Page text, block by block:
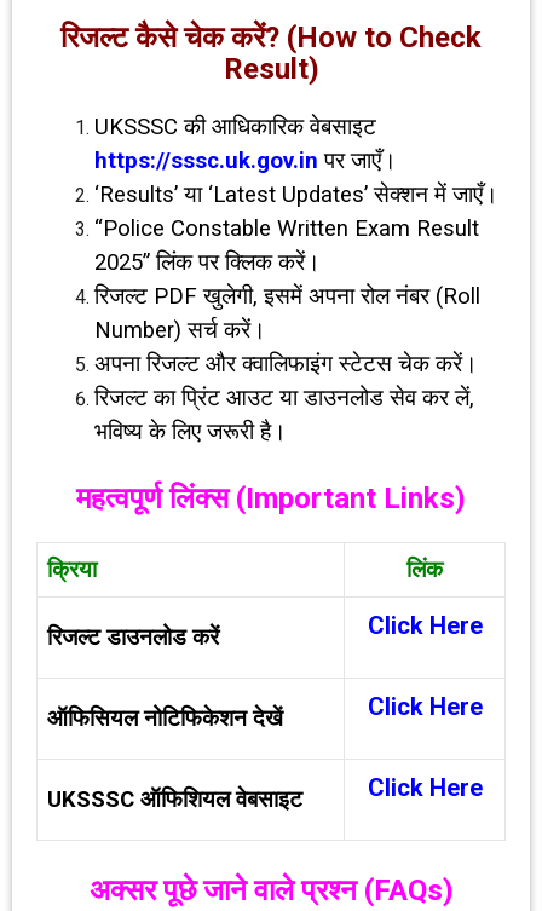
रिजल्ट कैसे चेक करें? (How to Check
Result)
UKSSSC की आधिकारिक वेबसाइट
https://sssc.uk.gov.in पर जाएँ।
‘Results’ या ‘Latest Updates’ सेक्शन में जाएँ।
“Police Constable Written Exam Result
2025” लिंक पर क्लिक करें।
रिजल्ट PDF खुलेगी, इसमें अपना रोल नंबर (Roll
Number) सर्च करें।
अपना रिजल्ट और क्वालिफाइंग स्टेटस चेक करें।
रिजल्ट का प्रिंट आउट या डाउनलोड सेव कर लें,
भविष्य के लिए जरूरी है।
महत्वपूर्ण लिंक्स (Important Links)
क्रिया लिंक
रिजल्ट डाउनलोड करें Click Here
ऑफिसियल नोटिफिकेशन देखें Click Here
UKSSSC ऑफिशियल वेबसाइट Click Here
अक्सर पूछे जाने वाले प्रश्न (FAQs)